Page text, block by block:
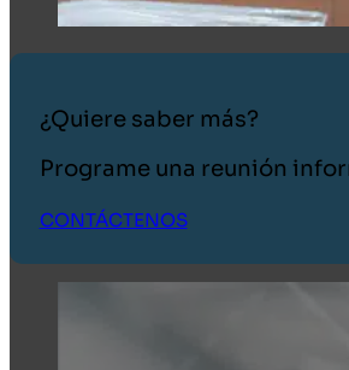
¿Quiere saber más?
Programe una reunión
CONTÁCTENOS